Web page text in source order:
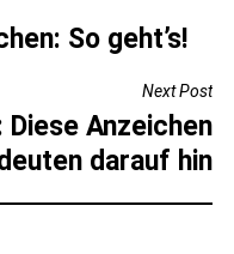
So geht’s!
Next Post
Anzeichen
darauf hin